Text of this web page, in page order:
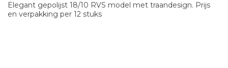
Elegant gepolijst 18/10 RVS model met traandesign. Prijs
en verpakking per 12 stuks